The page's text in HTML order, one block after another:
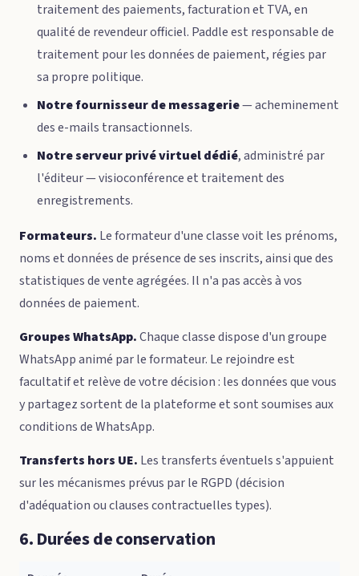
traitement des paiements, facturation et TVA, en
qualité de revendeur officiel. Paddle est responsable de
traitement pour les données de paiement, régies par
sa propre politique.
Notre fournisseur de messagerie— acheminement
des e-mails transactionnels.
Notre serveur privé virtuel dédié, administré par
l'éditeur — visioconférence et traitement des
enregistrements.
Formateurs. Le formateur d'une classe voit les prénoms,
noms et données de présence de ses inscrits, ainsi que des
statistiques de vente agrégées. Il n'a pas accès à vos
données de paiement.
Groupes WhatsApp.Chaque classe dispose d'un groupe
WhatsApp animé par le formateur. Le rejoindre est
facultatif et relève de votre décision : les données que vous
y partagez sortent de la plateforme et sont soumises aux
conditions de WhatsApp.
Transferts hors UE. Les transferts éventuels s'appuient
sur les mécanismes prévus par le RGPD (décision
d'adéquation ou clauses contractuelles types).
6. Durées de conservation